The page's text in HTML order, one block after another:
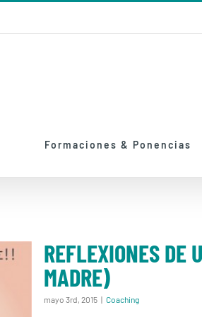
Formaciones & Ponencias
REFLEXIONES DE
MADRE)
mayo 3rd, 2015 | Coaching